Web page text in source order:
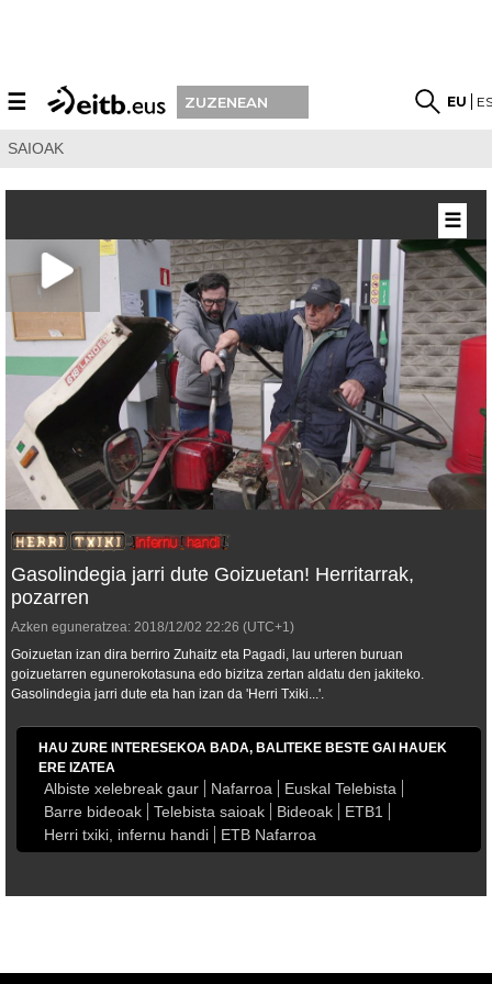
☰ ZUZENEAN EU
SAIOAK
Gasolindegia jarri dute Goizuetan! Herritarrak,
pozarren
Azken eguneratzea: 2018/12/02 22:26 (UTC+1)
Goizuetan izan dira berriro Zuhaitz eta Pagadi, lau urteren buruan
goizuetarren egunerokotasuna edo bizitza zertan aldatu den jakiteko.
Gasolindegia jarri dute eta han izan da 'Herri Txiki...'.
HAU ZURE INTERESEKOA BADA, BALITEKE BESTE GAI HAUEK
ERE IZATEA
Albiste xelebreak gaur Nafarroa
Euskal Telebista
Barre bideoak
Telebista saioak Bideoak
ETB1
Herri txiki, infernu handi
ETB Nafarroa
☰